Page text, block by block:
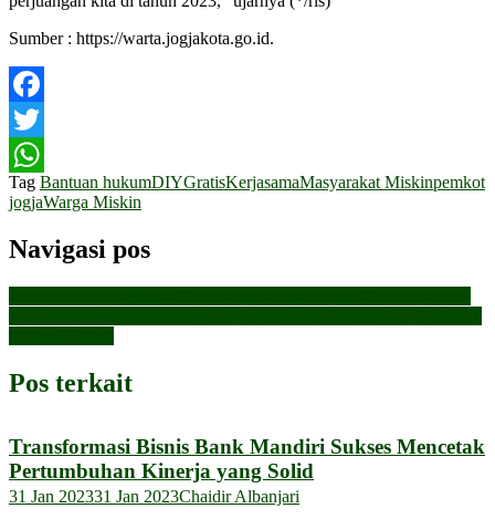
Sumber : https://warta.jogjakota.go.id.
Facebook
Twitter
WhatsApp
Tag Bantuan hukumDIYGratisKerjasamaMasyarakat Miskinpemkot
jogjaWarga Miskin
Navigasi pos
Pos terkait
Transformasi Bisnis Bank Mandiri Sukses Mencetak
Pertumbuhan Kinerja yang Solid
31 Jan 202331 Jan 2023Chaidir Albanjari